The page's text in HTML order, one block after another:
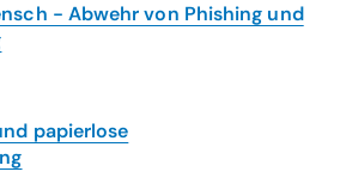
Brückle berichtet von seiner
mit der Praxissoftware CGM
- Abwehr von Phishing und
papierlose